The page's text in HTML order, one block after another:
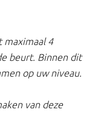
maximaal 4
beurt. Binnen dit
op uw niveau.
van deze